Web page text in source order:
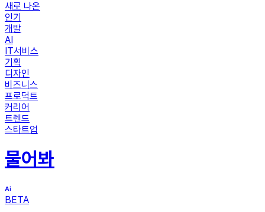
새로 나온
인기
개발
AI
IT서비스
기획
디자인
비즈니스
프로덕트
커리어
트렌드
스타트업
물어봐
BETA